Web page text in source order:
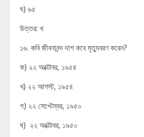
ঘ) ৬৫
উত্তর: খ
১৬. কবি জীবনানন্দ দাশ কবে মৃত্যুবরণ করেন?
ক) ২২ অক্টোবর, ১৯৫৪
খ) ২২ আগস্ট, ১৯৫৪
গ) ২২ সেপ্টেম্বর, ১৯৫০
ঘ) ২২ অক্টোবর, ১৯৫০